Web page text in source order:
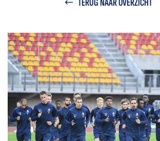
TERUG NAAR OVERZICHT